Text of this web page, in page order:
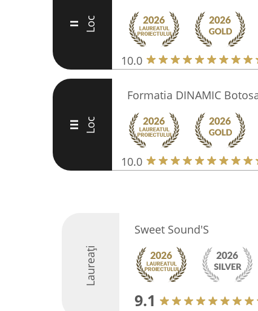
II Loc
10.0
III Loc
Formatia DINAMIC
10.0
Laureați
Sweet Sound'S
9.1